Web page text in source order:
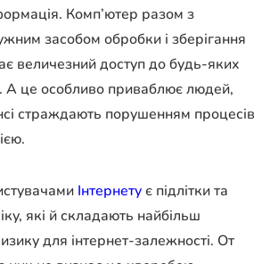
Комп’ютер разом з
засобом обробки і зберігання
величезний доступ до будь-яких
А це особливо приваблює людей,
страждають порушенням процесів
Інтернетує підлітки та
які й складають найбільш
для інтернет-залежності. От